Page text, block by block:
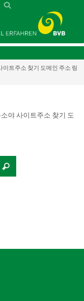
이트주소 찾기 도메인 주소 링
야 사이트주소 찾기 도